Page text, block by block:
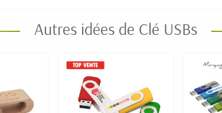
Autres idées de Clé USBs